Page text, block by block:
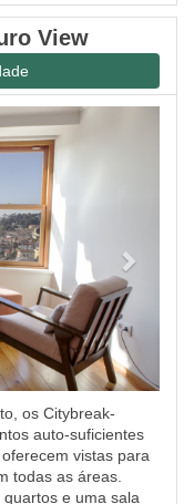
View
os Citybreak-
auto-suficientes
vistas para
todas as áreas.
e uma sala